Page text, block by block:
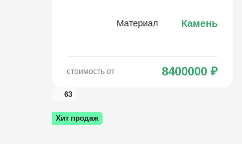
Материал Камень
стоимость от 8400000 ₽
63
Хит продаж